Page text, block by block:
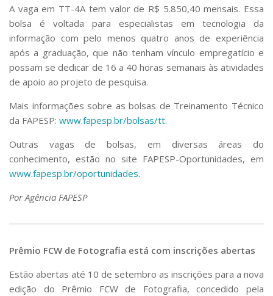
A vaga em TT-4A tem valor de R$ 5.850,40 mensais. Essa
bolsa é voltada para especialistas em tecnologia da
informação com pelo menos quatro anos de experiência
após a graduação, que não tenham vínculo empregatício e
possam se dedicar de 16 a 40 horas semanais às atividades
de apoio ao projeto de pesquisa.
Mais informações sobre as bolsas de Treinamento Técnico
da FAPESP: www.fapesp.br/bolsas/tt.
Outras vagas de bolsas, em diversas áreas do
conhecimento, estão no site FAPESP-Oportunidades, em
www.fapesp.br/oportunidades.
Por Agência FAPESP
Prêmio FCW de Fotografia está com inscrições abertas
Estão abertas até 10 de setembro as inscrições para a nova
edição do Prêmio FCW de Fotografia, concedido pela